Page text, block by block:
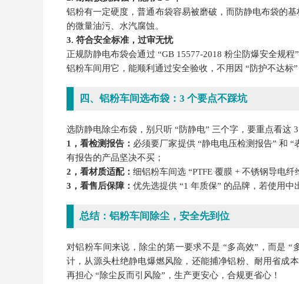
铝粉有一定硬度，普通布袋容易被磨破，而防静电布袋的
的微量油污、水汽腐蚀。
3. 符合安全标准，过审无忧
正规防静电布袋会通过 “GB 15577-2018 粉尘防爆安全规
铝粉车间用它，能顺利通过安全验收，不用因 “防护不达标”
四、铝粉车间选布袋：3 个要点不踩坑
选防静电除尘布袋，别只听 “防静电” 三个字，要重点看这
1，看检测报告： 必须要厂家提供 “静电电压检测报告” 和
有报告的产品坚决不买；
2，看材质适配： 细铝粉车间选 “PTFE 覆膜 + 不锈钢导电
3，看售后保障： 优先选提供 “1 年质保” 的品牌，若使用中
总结：铝粉车间除尘，安全先到位
对铝粉车间来说，除尘的第一要求不是 “多高效”，而是
计，从源头杜绝静电爆燃风险，还能捕净铝粉、耐用省成
再担心 “除尘反而引风险”，生产更安心，合规更省心！